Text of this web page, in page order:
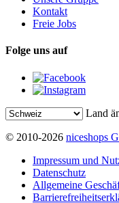
Kontakt
Freie Jobs
Folge uns auf
Land
© 2010-2026 niceshops
Impressum und
Datenschutz
Allgemeine